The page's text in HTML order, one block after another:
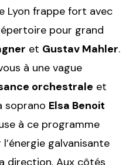
Lyon frappe fort avec
pour grand
et Gustav Mahler.
à une vague
orchestrale et
soprano Elsa Benoit
à ce programme
galvanisante
direction. Aux côtés